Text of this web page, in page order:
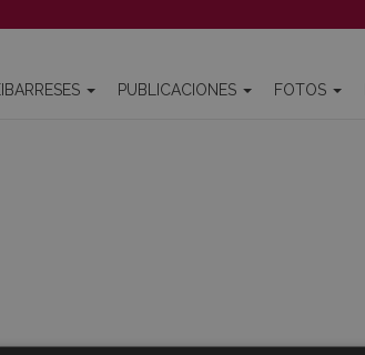
PUBLICACIONES FOTOS